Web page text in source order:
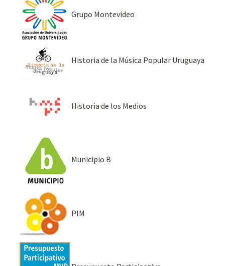
Grupo Montevideo
Historia de la Música Popular Uruguaya
Historia de los Medios
Municipio B
PIM